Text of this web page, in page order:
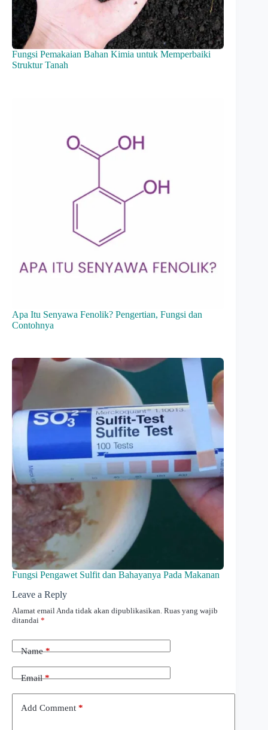
Fungsi Pemakaian Bahan Kimia untuk Memperbaiki
Struktur Tanah
Apa Itu Senyawa Fenolik? Pengertian, Fungsi dan
Contohnya
Fungsi Pengawet Sulfit dan Bahayanya Pada Makanan
Leave a Reply
Alamat email Anda tidak akan dipublikasikan. Ruas yang wajib
ditandai *
Name*
Email*
Add Comment *